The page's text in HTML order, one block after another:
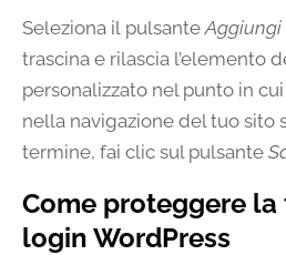
Seleziona il pulsante Aggiungi
trascina e rilascia l’elemento
personalizzato nel punto in
nella navigazione del tuo sito
termine, fai clic sul pulsante
Come proteggere la
login WordPress